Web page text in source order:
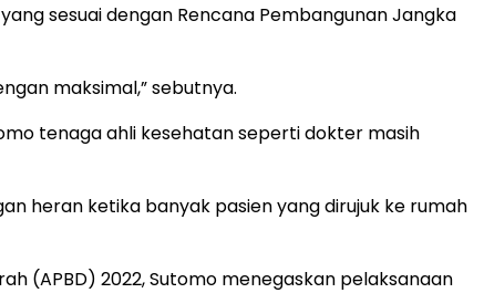
sesuai dengan Rencana Pembangunan Jangka
maksimal,” sebutnya.
tenaga ahli kesehatan seperti dokter masih
heran ketika banyak pasien yang dirujuk ke rumah
(APBD) 2022, Sutomo menegaskan pelaksanaan